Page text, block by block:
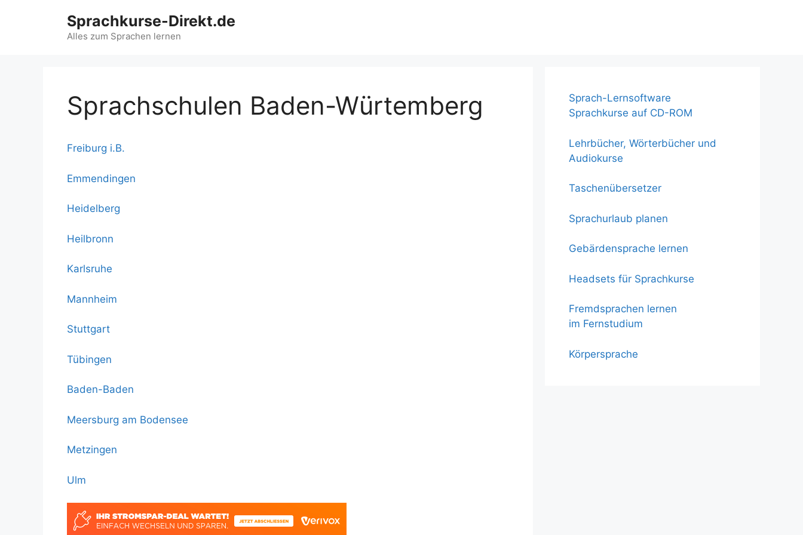
Sprachkurse-Direkt.de
Alles zum Sprachen lernen
Sprachschulen Baden-Würtemberg
Freiburg i.B.
Emmendingen
Heidelberg
Heilbronn
Karlsruhe
Mannheim
Stuttgart
Tübingen
Baden-Baden
Meersburg am Bodensee
Metzingen
Ulm
Sprach-Lernsoftware
Sprachkurse auf CD-ROM
Lehrbücher, Wörterbücher und
Audiokurse
Taschenübersetzer
Sprachurlaub planen
Gebärdensprache lernen
Headsets für Sprachkurse
Fremdsprachen lernen
im Fernstudium
Körpersprache